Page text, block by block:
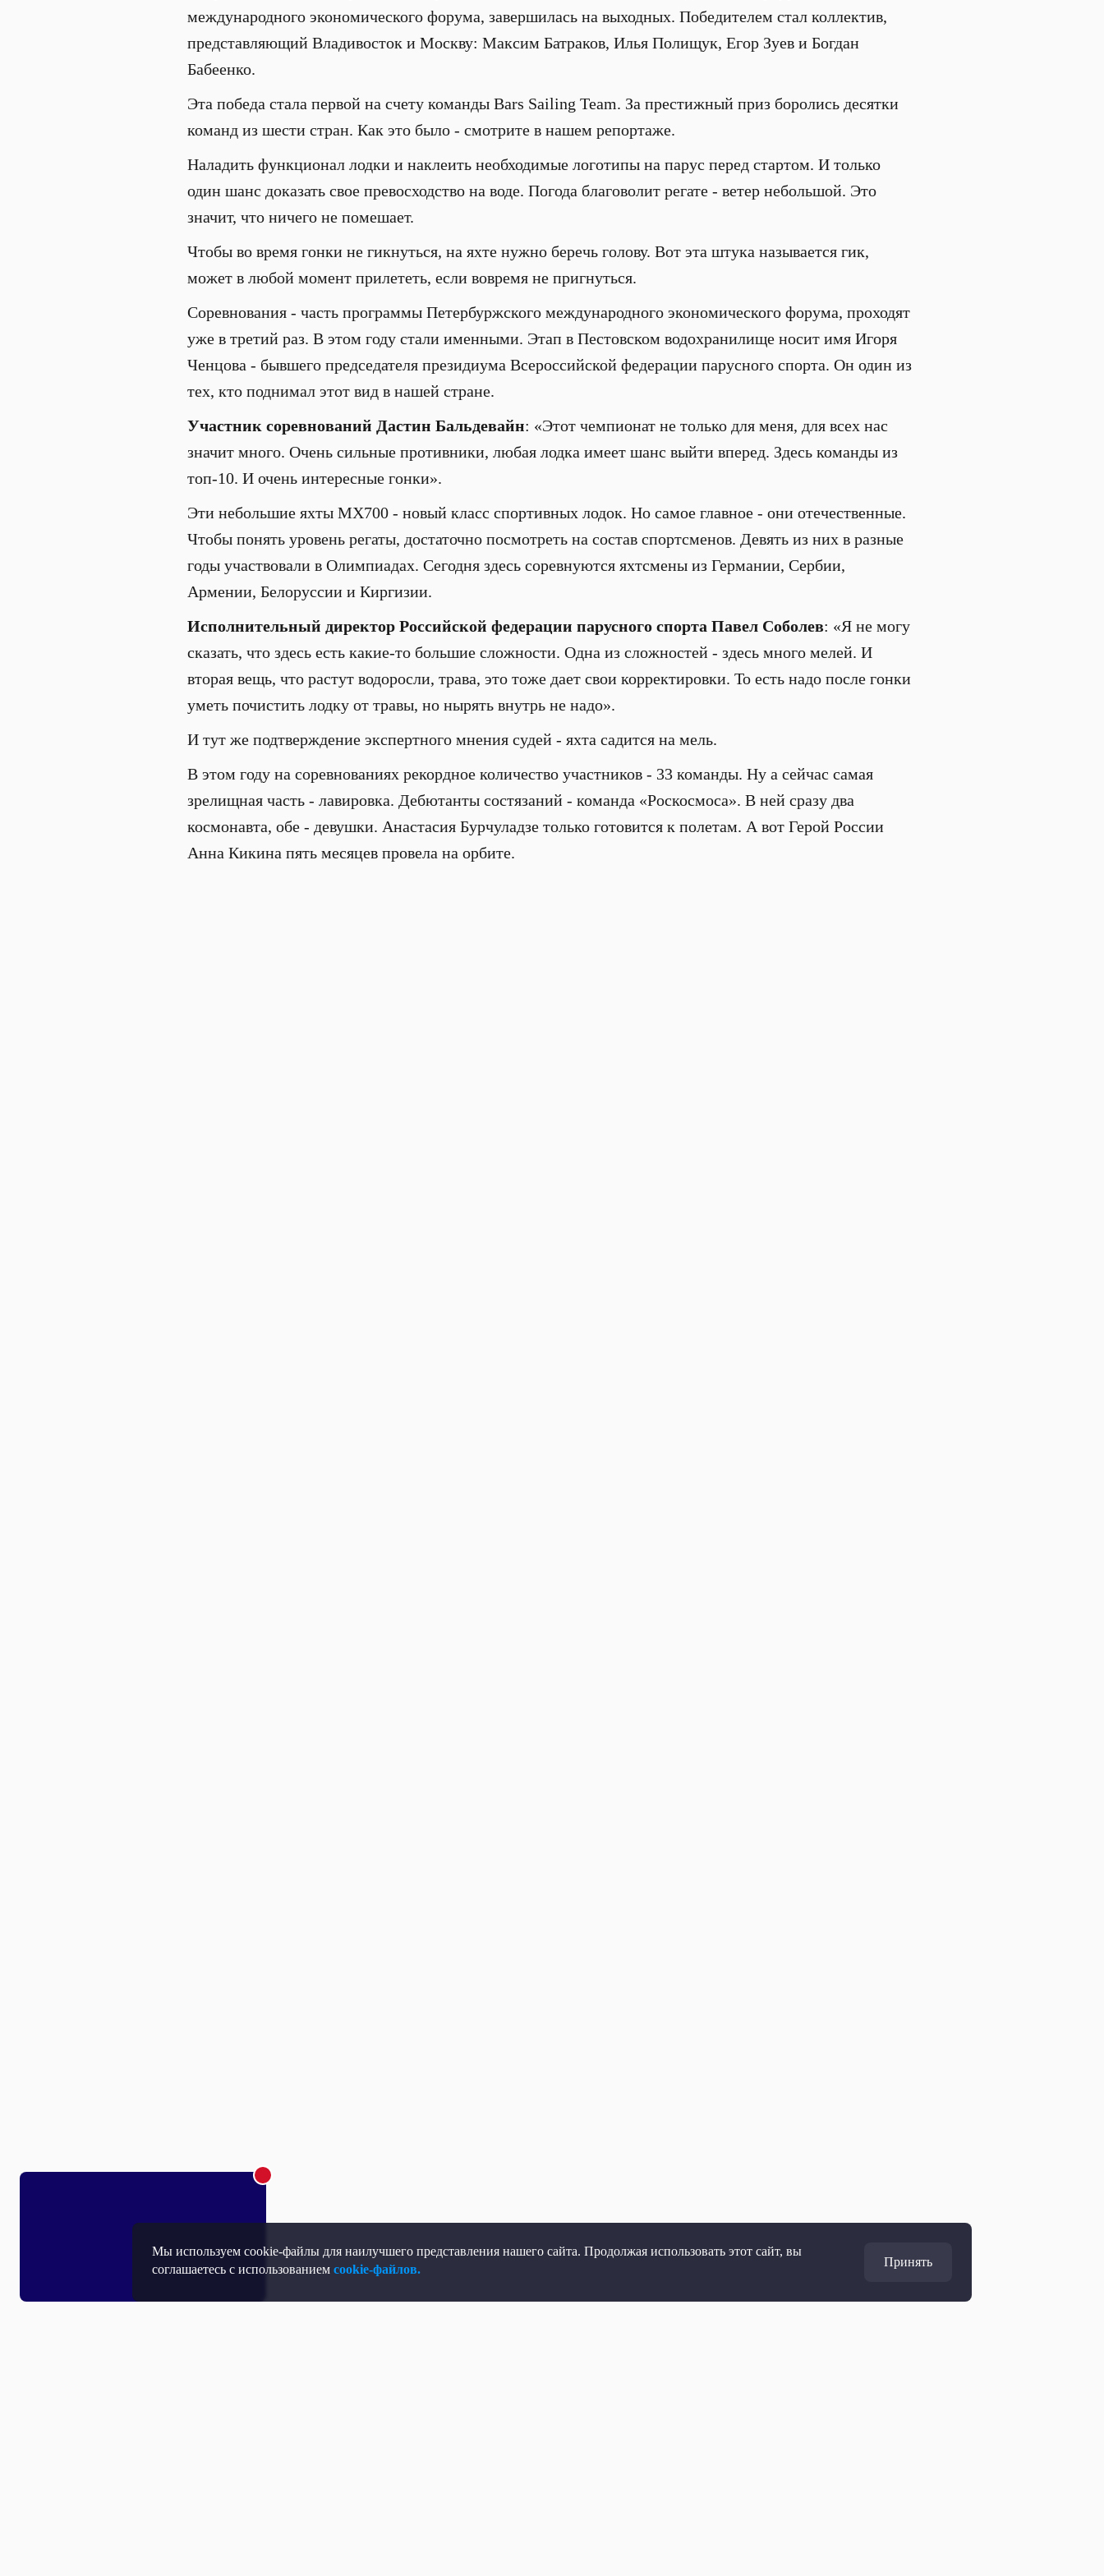
Мы используем cookie-файлы для наилучшего представления нашего сайта. Продолжая использовать этот сайт, вы
соглашаетесь с использованиемcookie-файлов.
Принять
международного экономического форума, завершилась на выходных. Победителем стал коллектив,
представляющий Владивосток и Москву: Максим Батраков, Илья Полищук, Егор Зуев и Богдан
Бабеенко.
Эта победа стала первой на счету команды Bars Sailing Team. За престижный приз боролись десятки
команд из шести стран. Как это было - смотрите в нашем репортаже.
Наладить функционал лодки и наклеить необходимые логотипы на парус перед стартом. И только
один шанс доказать свое превосходство на воде. Погода благоволит регате - ветер небольшой. Это
значит, что ничего не помешает.
Чтобы во время гонки не гикнуться, на яхте нужно беречь голову. Вот эта штука называется гик,
может в любой момент прилететь, если вовремя не пригнуться.
Соревнования - часть программы Петербуржского международного экономического форума, проходят
уже в третий раз. В этом году стали именными. Этап в Пестовском водохранилище носит имя Игоря
Ченцова - бывшего председателя президиума Всероссийской федерации парусного спорта. Он один из
тех, кто поднимал этот вид в нашей стране.
Участник соревнований Дастин Бальдевайн: «Этот чемпионат не только для меня, для всех нас
значит много. Очень сильные противники, любая лодка имеет шанс выйти вперед. Здесь команды из
топ-10. И очень интересные гонки».
Эти небольшие яхты МХ700 - новый класс спортивных лодок. Но самое главное - они отечественные.
Чтобы понять уровень регаты, достаточно посмотреть на состав спортсменов. Девять из них в разные
годы участвовали в Олимпиадах. Сегодня здесь соревнуются яхтсмены из Германии, Сербии,
Армении, Белоруссии и Киргизии.
Исполнительный директор Российской федерации парусного спорта Павел Соболев: «Я не могу
сказать, что здесь есть какие-то большие сложности. Одна из сложностей - здесь много мелей. И
вторая вещь, что растут водоросли, трава, это тоже дает свои корректировки. То есть надо после гонки
уметь почистить лодку от травы, но нырять внутрь не надо».
И тут же подтверждение экспертного мнения судей - яхта садится на мель.
В этом году на соревнованиях рекордное количество участников - 33 команды. Ну а сейчас самая
зрелищная часть - лавировка. Дебютанты состязаний - команда «Роскосмоса». В ней сразу два
космонавта, обе - девушки. Анастасия Бурчуладзе только готовится к полетам. А вот Герой России
Анна Кикина пять месяцев провела на орбите.